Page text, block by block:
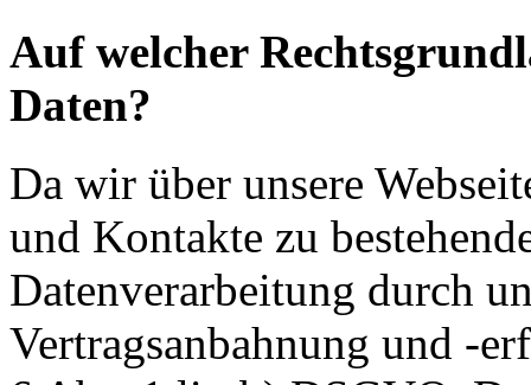
Auf welcher
Daten?
Da wir über unsere
und Kontakte zu
Datenverarbeitung durch
Vertragsanbahnung und -